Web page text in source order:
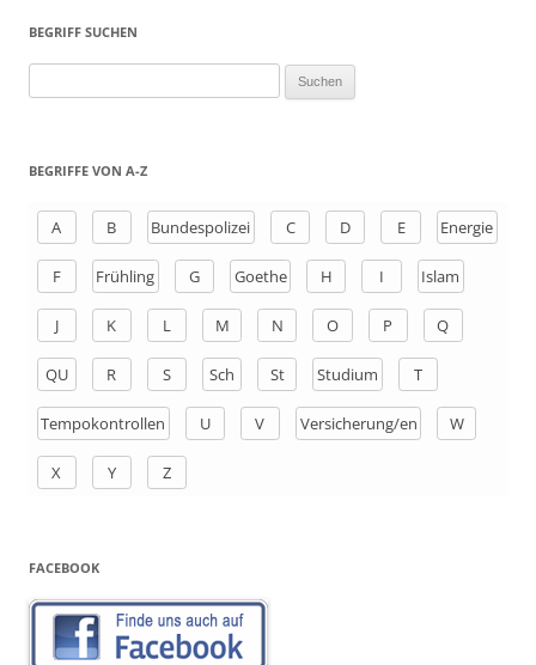
BEGRIFF SUCHEN
h
BEGRIFFE VON A-Z
A B Bundespolizei C D E Energie
F Frühling G Goethe H I Islam
J K L M N O P Q
QU R S Sch St Studium T
Tempokontrollen U V Versicherung/en W
X Y Z
FACEBOOK